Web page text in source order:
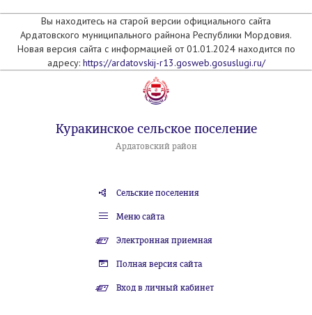
Вы находитесь на старой версии официального сайта
Ардатовского муниципального райнона Республики Мордовия.
Новая версия сайта с информацией от 01.01.2024 находится по
адресу: https://ardatovskij-r13.gosweb.gosuslugi.ru/
Куракинское сельское поселение
Ардатовский район
Сельские поселения
Меню сайта
Электронная приемная
Полная версия сайта
Вход в личный кабинет